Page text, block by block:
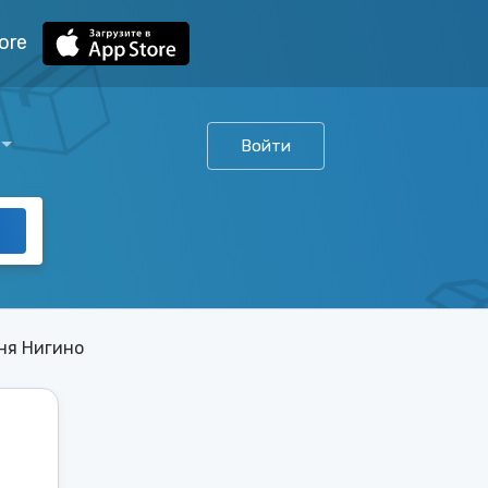
Войти
Нигино